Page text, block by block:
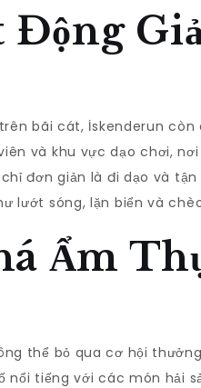
Động
bãi cát, İskenderun
và khu vực dạo chơi,
đơn giản là đi dạo và
lướt sóng, lặn biển và
Ẩm
thể bỏ qua cơ hội
nổi tiếng với các món hải